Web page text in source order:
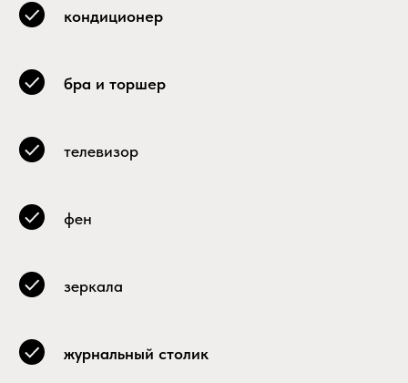
кондиционер
бра и торшер
телевизор
фен
зеркала
журнальный столик